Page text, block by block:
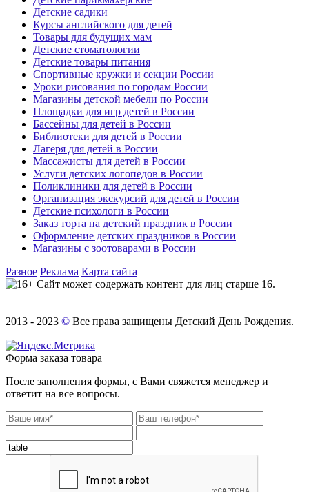
Детские садики
Курсы английского для детей
Товары для будущих мам
Детские стоматологии
Детские товары питания
Спортивные кружки и секции России
Уроки рисования по городам России
Магазины детской мебели по России
Площадки для игр детей в России
Бассейны для детей в России
Библиотеки для детей в России
Лагеря для детей в России
Массажисты для детей в России
Услуги детских логопедов в России
Поликлиники для детей в России
Организация экскурсий для детей в России
Детские психологи в России
Заказ торта на детский праздник в России
Оформление детских праздников в России
Магазины с зоотоварами в России
Разное Реклама Карта сайта
Сайт может содержать контент для лиц старше 16.
2013 - 2023 © Все права защищены Детский День Рождения.
Форма заказа товара
После заполнения формы, с Вами свяжется менеджер и
ответит на все вопросы.